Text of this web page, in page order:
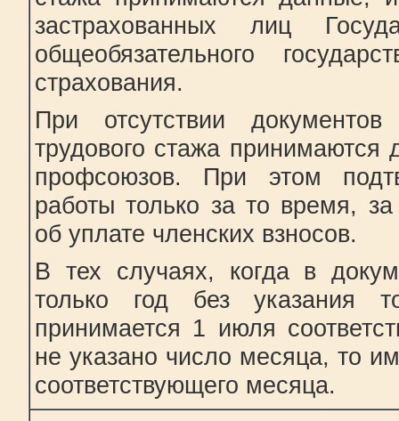
застрахованных лиц
общеобязательного
страхования.
При отсутствии
трудового стажа принимаются
профсоюзов. При этом
работы только за то время, за
об уплате членских взносов.
В тех случаях, когда в
только год без указания
принимается 1 июля
не указано число месяца, то
соответствующего месяца.